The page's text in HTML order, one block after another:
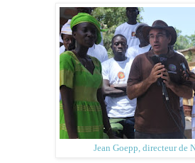
Jean Goepp, directeur de